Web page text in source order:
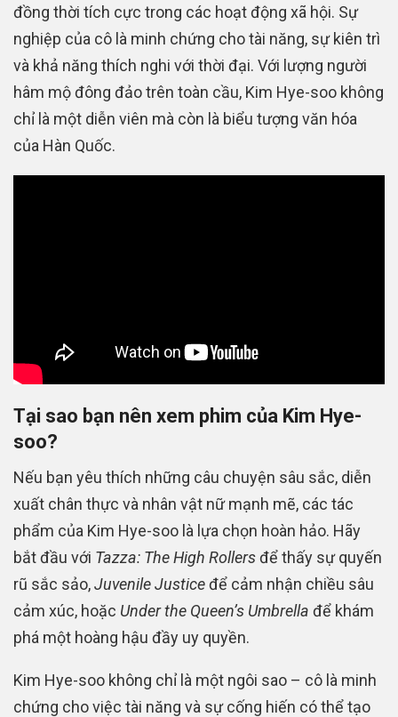
đồng thời tích cực trong các hoạt động xã hội. Sự
nghiệp của cô là minh chứng cho tài năng, sự kiên trì
và khả năng thích nghi với thời đại. Với lượng người
hâm mộ đông đảo trên toàn cầu, Kim Hye-soo không
chỉ là một diễn viên mà còn là biểu tượng văn hóa
của Hàn Quốc.
Tại sao bạn nên xem phim của Kim Hye-
soo?
Nếu bạn yêu thích những câu chuyện sâu sắc, diễn
xuất chân thực và nhân vật nữ mạnh mẽ, các tác
phẩm của Kim Hye-soo là lựa chọn hoàn hảo. Hãy
bắt đầu với Tazza: The High Rollersđể thấy sự quyến
rũ sắc sảo,Juvenile Justiceđể cảm nhận chiều sâu
cảm xúc, hoặc Under the Queen’s Umbrella để khám
phá một hoàng hậu đầy uy quyền.
Kim Hye-soo không chỉ là một ngôi sao – cô là minh
chứng cho việc tài năng và sự cống hiến có thể tạo